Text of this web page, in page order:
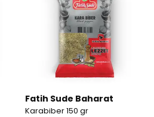
Fatih Sude Baharat
Karabiber 150 gr